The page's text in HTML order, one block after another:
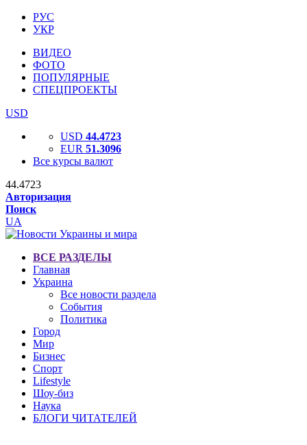
РУС
УКР
ВИДЕО
ФОТО
ПОПУЛЯРНЫЕ
СПЕЦПРОЕКТЫ
USD
USD 44.4723
EUR 51.3096
Все курсы валют
44.4723
Авторизация
Поиск
UA
ВСЕ РАЗДЕЛЫ
Главная
Украина
Все новости раздела
События
Политика
Город
Мир
Бизнес
Спорт
Lifestyle
Шоу-биз
Наука
БЛОГИ ЧИТАТЕЛЕЙ